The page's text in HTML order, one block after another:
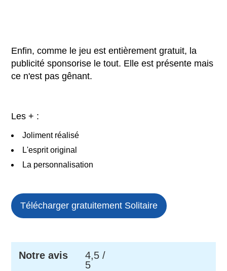
Enfin, comme le jeu est entièrement gratuit, la
publicité sponsorise le tout. Elle est présente mais
ce n'est pas gênant.
Les + :
Joliment réalisé
L'esprit original
La personnalisation
Télécharger gratuitement Solitaire
Notre avis 4,5 /
5